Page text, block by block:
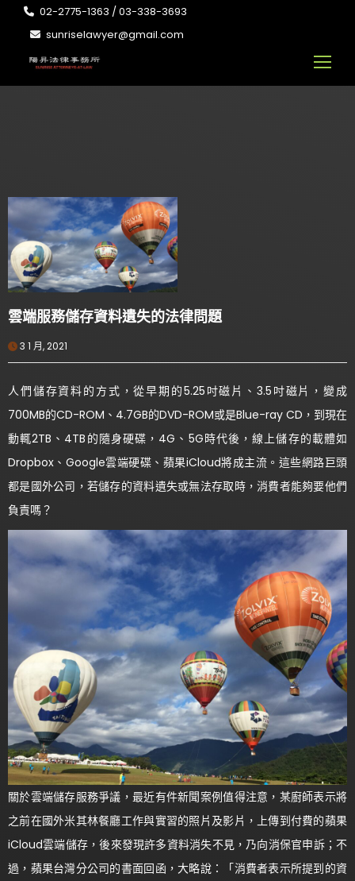
02-2775-1363 / 03-338-3693
sunriselawyer@gmail.com
雲端服務儲存資料遺失的法律問題
3 1 月, 2021
人們儲存資料的方式，從早期的5.25吋磁片、3.5吋磁片，變成
700MB的CD-ROM、4.7GB的DVD-ROM或是Blue-ray CD，到現在
動輒2TB、4TB的隨身硬碟，4G、5G時代後，線上儲存的載體如
Dropbox、Google雲端硬碟、蘋果iCloud將成主流。這些網路巨頭
都是國外公司，若儲存的資料遺失或無法存取時，消費者能夠要他們
負責嗎？
關於雲端儲存服務爭議，最近有件新聞案例值得注意，某廚師表示將
之前在國外米其林餐廳工作與實習的照片及影片，上傳到付費的蘋果
iCloud雲端儲存，後來發現許多資料消失不見，乃向消保官申訴；不
過，蘋果台灣分公司的書面回函，大略說：「消費者表示所提到的資